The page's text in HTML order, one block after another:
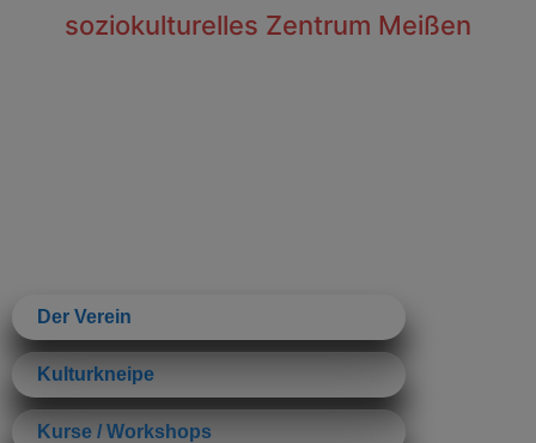
soziokulturelles Zentrum Meißen
Der Verein
Kulturkneipe
Kurse / Workshops